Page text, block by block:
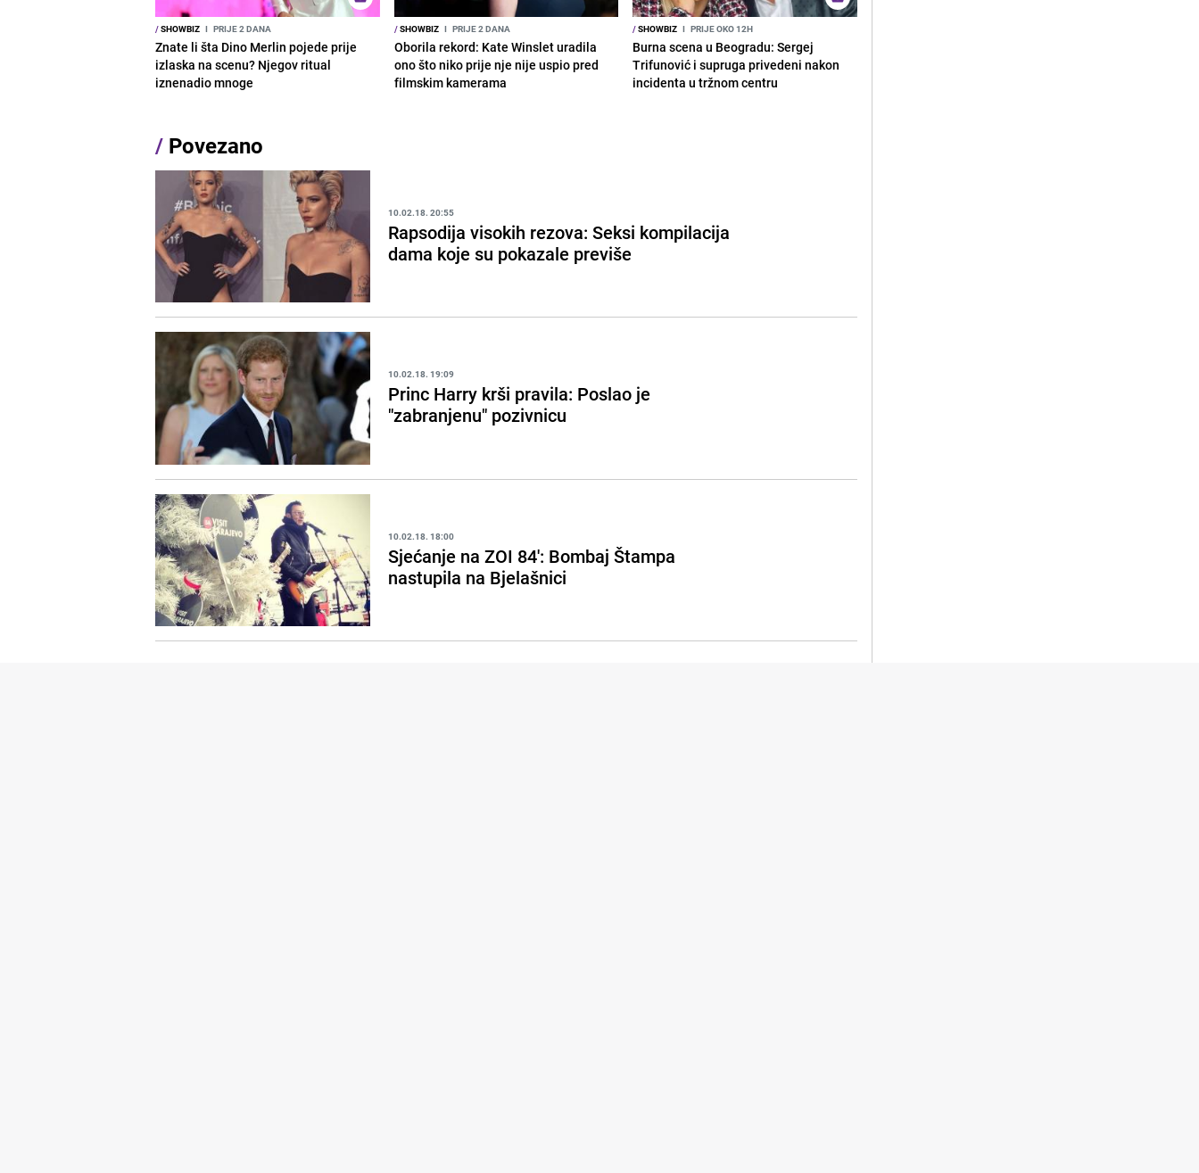
/SHOWBIZ I PRIJE 2 DANA
Znate li šta Dino Merlin pojede prije
izlaska na scenu? Njegov ritual
iznenadio mnoge
/SHOWBIZ I PRIJE 2 DANA
Oborila rekord: Kate Winslet uradila
ono što niko prije nje nije uspio pred
filmskim kamerama
/SHOWBIZ I PRIJE OKO 12H
Burna scena u Beogradu: Sergej
Trifunović i supruga privedeni nakon
incidenta u tržnom centru
/ Povezano
10.02.18. 20:55
Rapsodija visokih rezova: Seksi kompilacija
dama koje su pokazale previše
10.02.18. 19:09
Princ Harry krši pravila: Poslao je
"zabranjenu" pozivnicu
10.02.18. 18:00
Sjećanje na ZOI 84': Bombaj Štampa
nastupila na Bjelašnici